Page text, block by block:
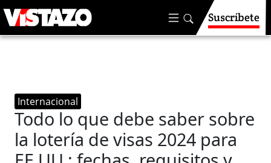
Suscríbete
Internacional
Todo lo que debe saber sobre
la lotería de visas 2024 para